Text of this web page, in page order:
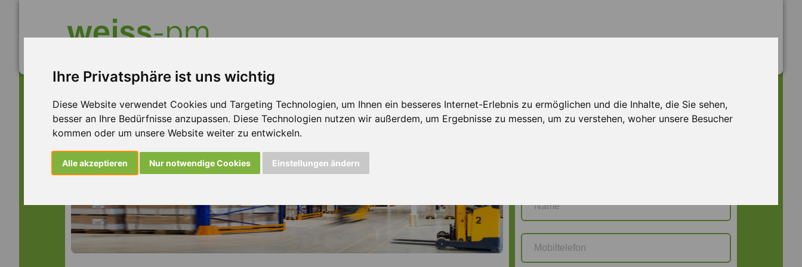
Ihre Privatsphäre ist uns wichtig
Diese Website verwendet Cookies und Targeting Technologien, um Ihnen ein besseres Internet-Erlebnis zu ermöglichen und die Inhalte, die Sie sehen,
besser an Ihre Bedürfnisse anzupassen. Diese Technologien nutzen wir außerdem, um Ergebnisse zu messen, um zu verstehen, woher unsere Besucher
kommen oder um unsere Website weiter zu entwickeln.
Alle akzeptieren Nur notwendige Cookies Einstellungen ändern
Jetzt bewerbenWUE M 130060